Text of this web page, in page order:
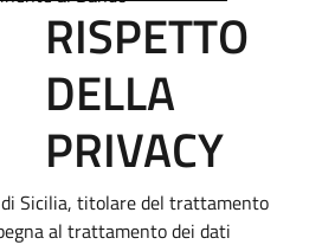
RISPETTO
DELLA
PRIVACY
Sicilia, titolare del trattamento
al trattamento dei dati